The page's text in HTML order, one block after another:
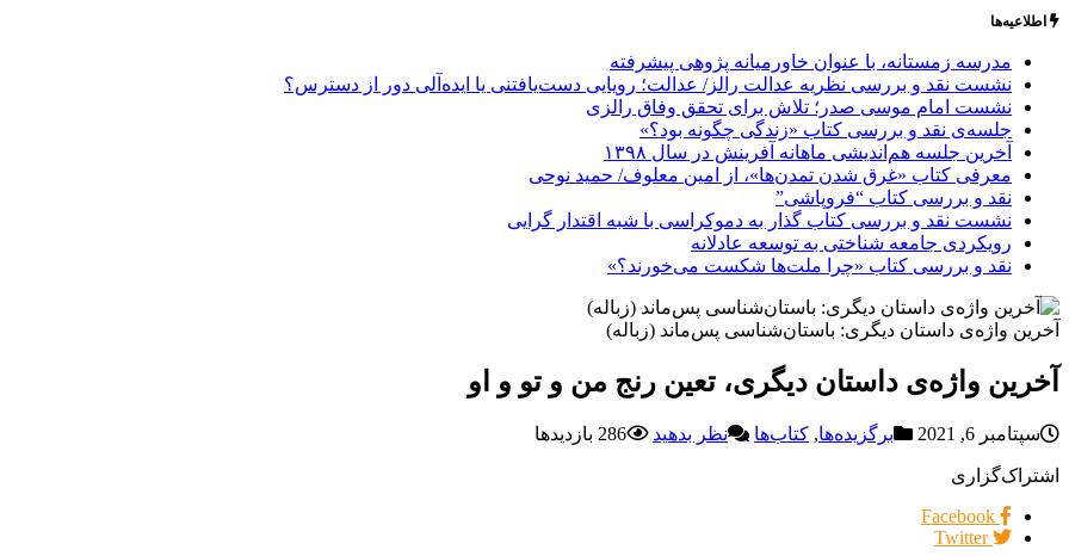
اطلاعیه‌ها
مدرسه زمستانه، با عنوان خاورمیانه پژوهی پیشرفته
نشست نقد و بررسی نظریه عدالت رالز/ عدالت؛ رویایی دست‌یافتنی یا ایده‌آلی دور از دسترس؟
نشست امام موسی صدر؛ تلاش برای تحقق وفاق رالزی
جلسه‌ی نقد و بررسی کتاب «زندگی چگونه بود؟»
آخرین جلسه هم‌اندیشی ماهانه آفرینش در سال ۱۳۹۸
معرفی کتاب «غرق شدن تمدن‌ها»، از امین معلوف/ حمید نوحی
نقد و بررسی کتاب “فروپاشی”
نشست نقد و بررسی کتاب گذار به دموکراسی با شبه اقتدار گرایی
رویکردی جامعه شناختی به توسعه عادلانه
نقد و بررسی کتاب «چرا ملت‌ها شکست می‌خورند؟»
آخرین واژه‌ی داستان دیگری: باستان‌شناسی پس‌ماند (زباله)
آخرین واژه‌ی داستان دیگری، تعین رنج من و تو و او
سپتامبر 6, 2021 برگزیده‌ها, کتاب‌ها نظر بدهید 286 بازدیدها
اشتراک‌گزاری
Facebook
Twitter